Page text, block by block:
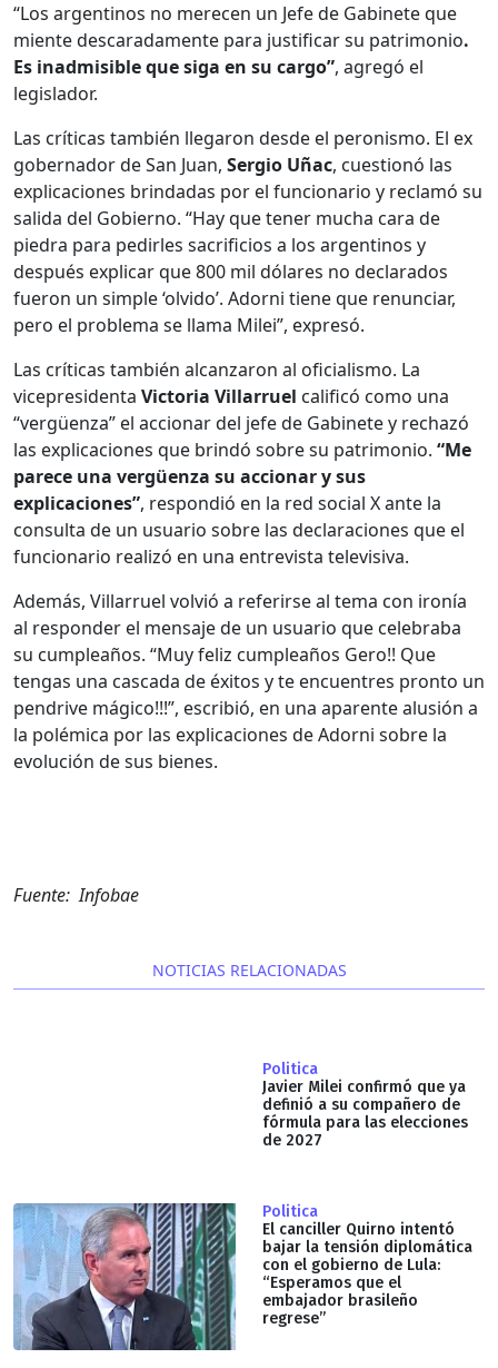
“Los argentinos no merecen un Jefe de Gabinete que
miente descaradamente para justificar su patrimonio.
Es inadmisible que siga en su cargo”, agregó el
legislador.
Las críticas también llegaron desde el peronismo. El ex
gobernador de San Juan, Sergio Uñac, cuestionó las
explicaciones brindadas por el funcionario y reclamó su
salida del Gobierno. “Hay que tener mucha cara de
piedra para pedirles sacrificios a los argentinos y
después explicar que 800 mil dólares no declarados
fueron un simple ‘olvido’. Adorni tiene que renunciar,
pero el problema se llama Milei”, expresó.
Las críticas también alcanzaron al oficialismo. La
vicepresidenta Victoria Villarruel calificó como una
“vergüenza” el accionar del jefe de Gabinete y rechazó
las explicaciones que brindó sobre su patrimonio. “Me
parece una vergüenza su accionar y sus
explicaciones”, respondió en la red social X ante la
consulta de un usuario sobre las declaraciones que el
funcionario realizó en una entrevista televisiva.
Además, Villarruel volvió a referirse al tema con ironía
al responder el mensaje de un usuario que celebraba
su cumpleaños. “Muy feliz cumpleaños Gero!! Que
tengas una cascada de éxitos y te encuentres pronto un
pendrive mágico!!!”, escribió, en una aparente alusión a
la polémica por las explicaciones de Adorni sobre la
evolución de sus bienes.
Fuente: Infobae
NOTICIAS RELACIONADAS
Politica
Javier Milei confirmó que ya
definió a su compañero de
fórmula para las elecciones
de 2027
Politica
El canciller Quirno intentó
bajar la tensión diplomática
con el gobierno de Lula:
“Esperamos que el
embajador brasileño
regrese”